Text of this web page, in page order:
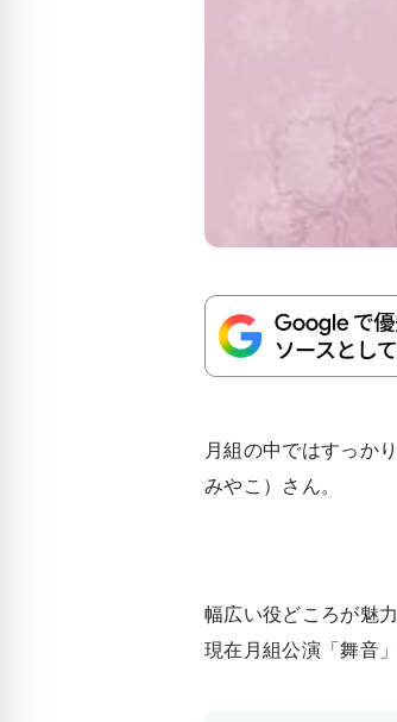
月組の中ではすっか
みやこ）さん。
幅広い役どころが魅
現在月組公演「舞音